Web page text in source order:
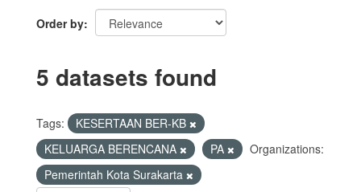
Order by
5 datasets found
Tags:
KESERTAAN BER-KB
KELUARGA BERENCANA
PA
Organizations:
Pemerintah Kota Surakarta